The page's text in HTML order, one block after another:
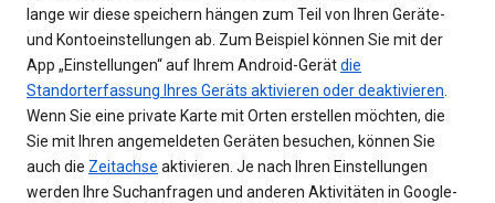
lange wir diese speichern hängen zum Teil von Ihren Geräte-
und Kontoeinstellungen ab. Zum Beispiel können Sie mit der
App „Einstellungen“ auf Ihrem Android-Gerätdie
Standorterfassung Ihres Geräts aktivieren oder deaktivieren
Wenn Sie eine private Karte mit Orten erstellen möchten, die
Sie mit Ihren angemeldeten Geräten besuchen, können Sie
auch die Zeitachse aktivieren. Je nach Ihren Einstellungen
werden Ihre Suchanfragen und anderen Aktivitäten in Google-